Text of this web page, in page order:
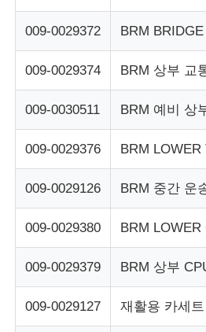
Genmega ATM 부품
빌 수락자
지폐계수기
카드 프린터
포스 기계
ATM 예비 부품
009-0029372 BRM
009-0029374 BRM 상부 교
009-0030511 BRM 예비 상
009-0029376 BRM LOWER
009-0029126 BRM 중간 운
009-0029380 BRM LOWER
009-0029379 BRM 상부
009-0029127 재활용 카세트